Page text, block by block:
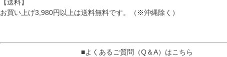
【送料】
お買い上げ3,980円以上は送料無料です。（※沖縄除く）
■よくあるご質問（Q＆A）はこちら